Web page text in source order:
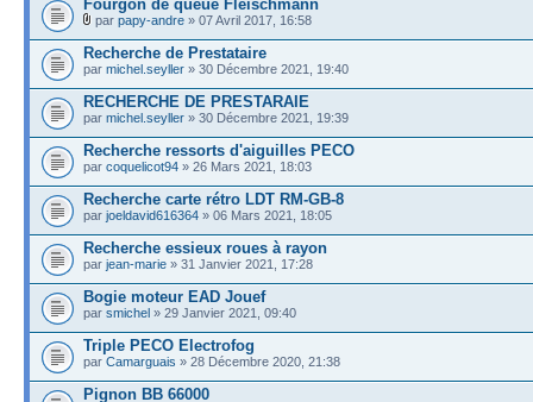
Fourgon de queue Fleischmann
par papy-andre » 07 Avril 2017, 16:58
Recherche de Prestataire
par michel.seyller » 30 Décembre 2021, 19:40
RECHERCHE DE PRESTARAIE
par michel.seyller » 30 Décembre 2021, 19:39
Recherche ressorts d'aiguilles PECO
par coquelicot94 » 26 Mars 2021, 18:03
Recherche carte rétro LDT RM-GB-8
par joeldavid616364 » 06 Mars 2021, 18:05
Recherche essieux roues à rayon
par jean-marie » 31 Janvier 2021, 17:28
Bogie moteur EAD Jouef
par smichel » 29 Janvier 2021, 09:40
Triple PECO Electrofog
par Camarguais » 28 Décembre 2020, 21:38
Pignon BB 66000